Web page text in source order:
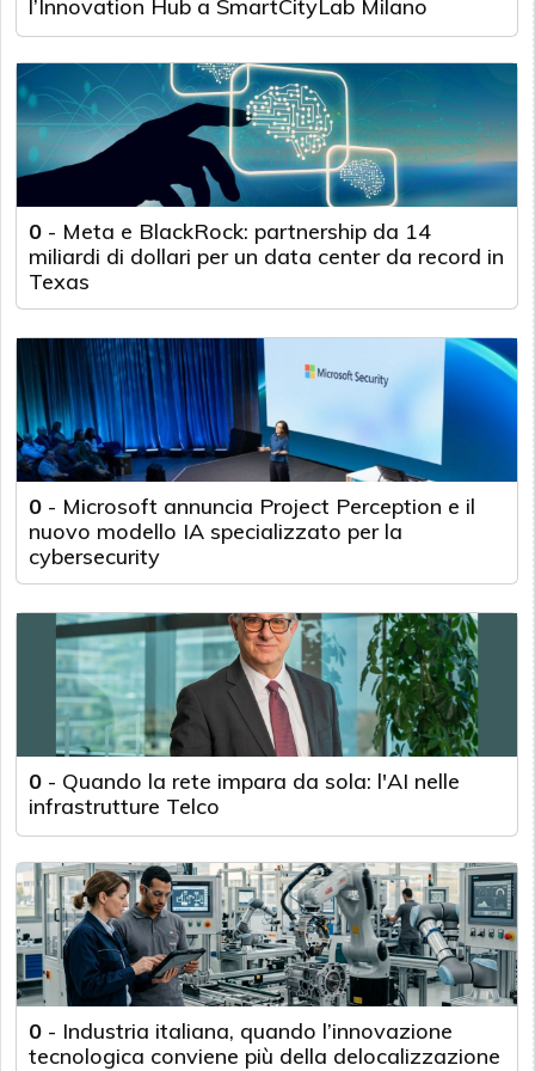
l’Innovation Hub a SmartCityLab Milano
0 - Meta e BlackRock: partnership da 14
miliardi di dollari per un data center da record in
Texas
0 - Microsoft annuncia Project Perception e il
nuovo modello IA specializzato per la
cybersecurity
0 - Quando la rete impara da sola: l'AI nelle
infrastrutture Telco
0 - Industria italiana, quando l’innovazione
tecnologica conviene più della delocalizzazione